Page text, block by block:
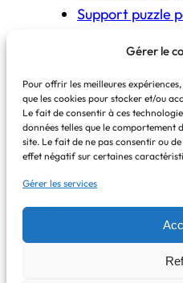
Gérer le
Pour offrir les meilleures
que les cookies pour stocker et/ou
Le fait de consentir à ces
données telles que le comportement
site. Le fait de ne pas consentir ou
effet négatif sur certaines
Gérer les services
Support puzzle
COPYRIGHT
Certains liens
En cas d’achat, une
perçue, sans coût
Mentions légales